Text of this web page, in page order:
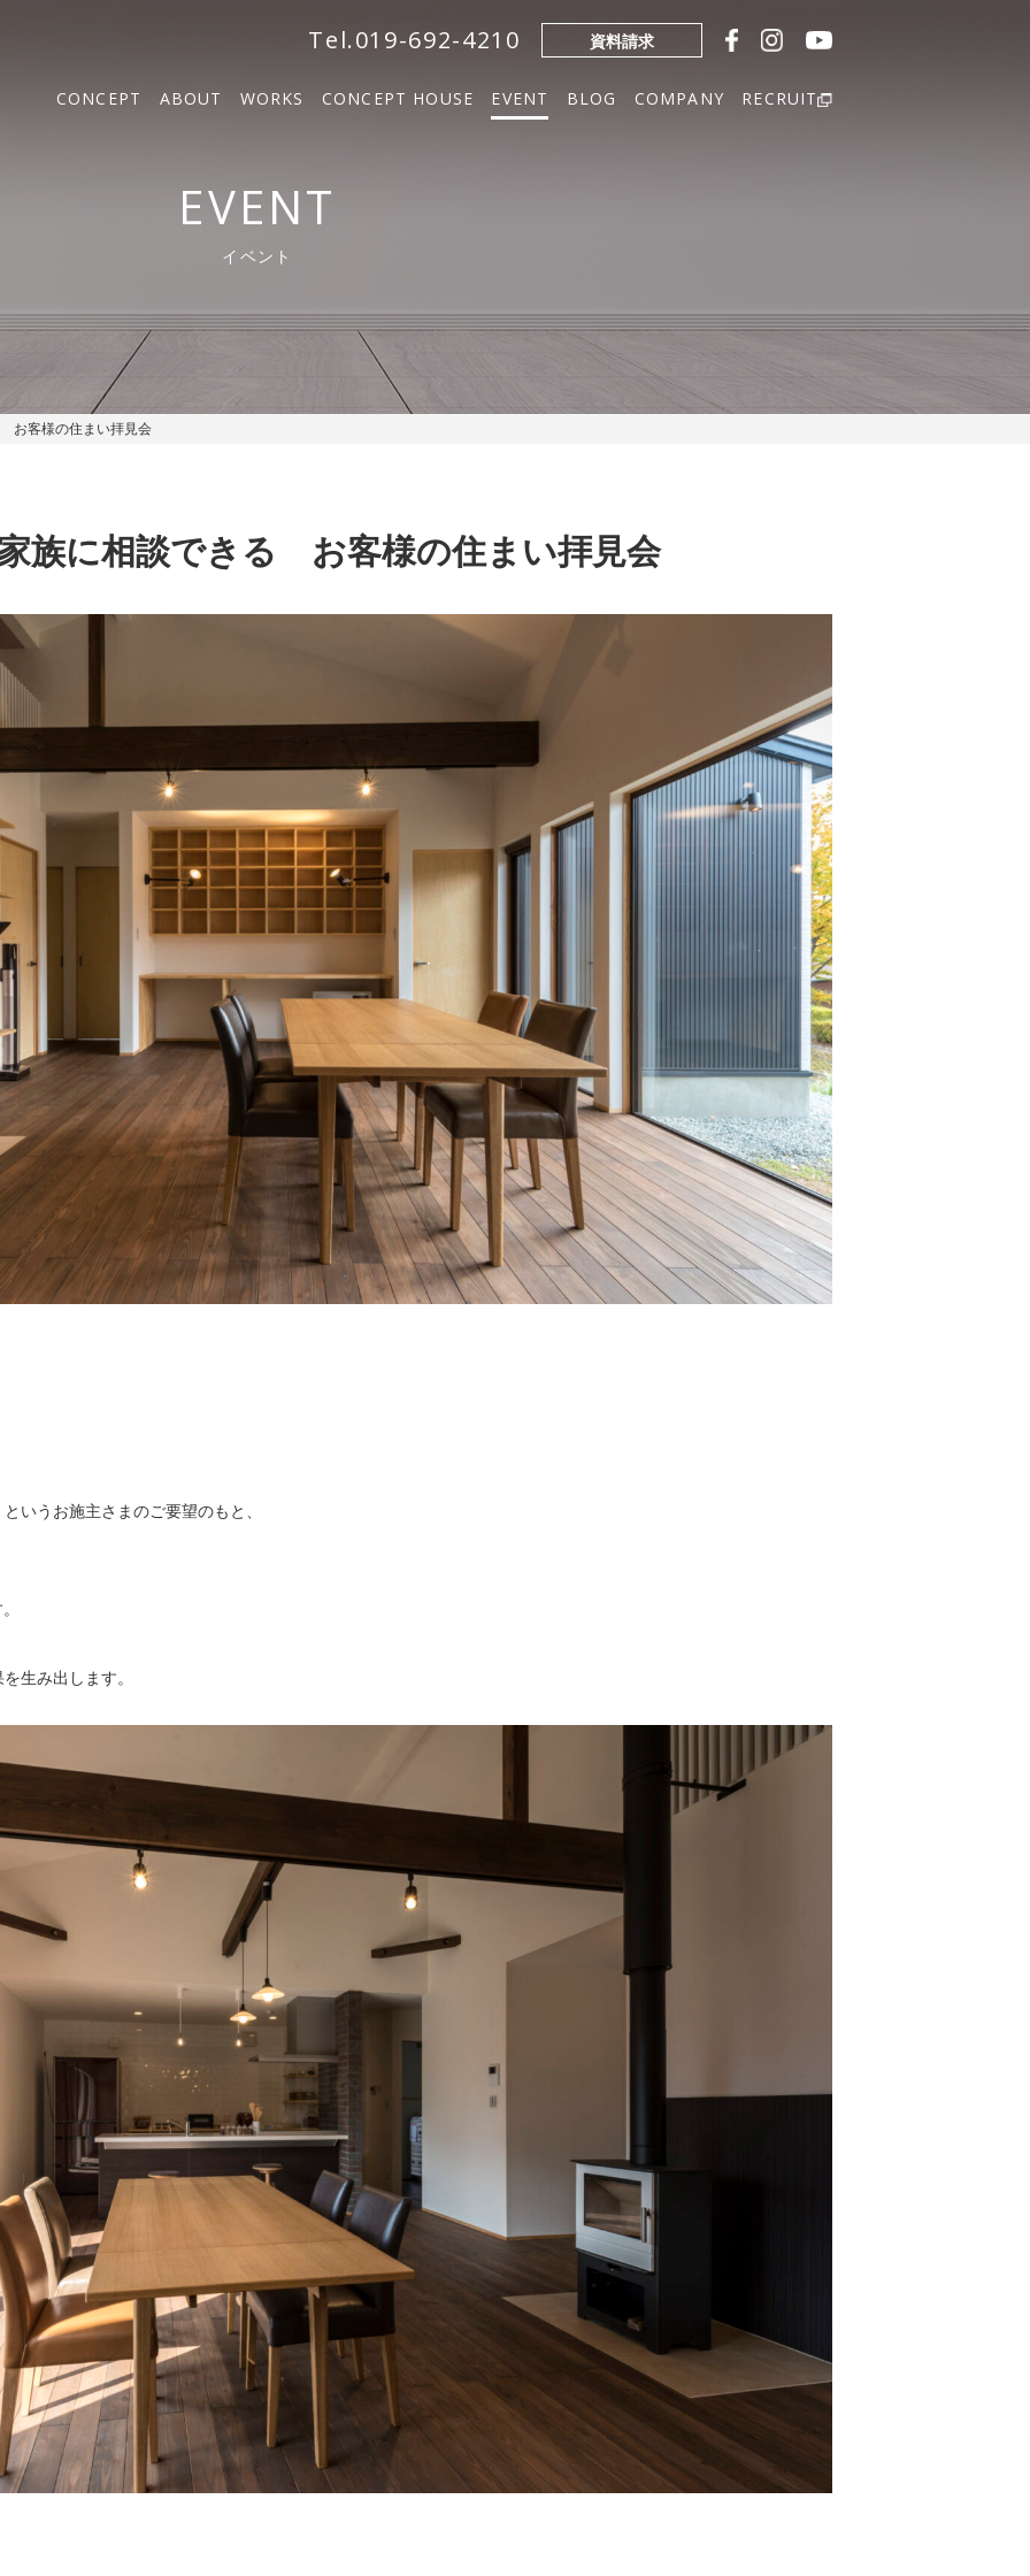
Tel.019-692-4210 資料請求
CONCEPT ABOUT WORKS CONCEPT HOUSE EVENT BLOG COMPANY RECRUIT
EVENT
イベント
お客様の住まい拝見会
SOLM
族に相談できる お客様の住まい拝見会
いうお施主さまのご要望のもと、
生み出します。